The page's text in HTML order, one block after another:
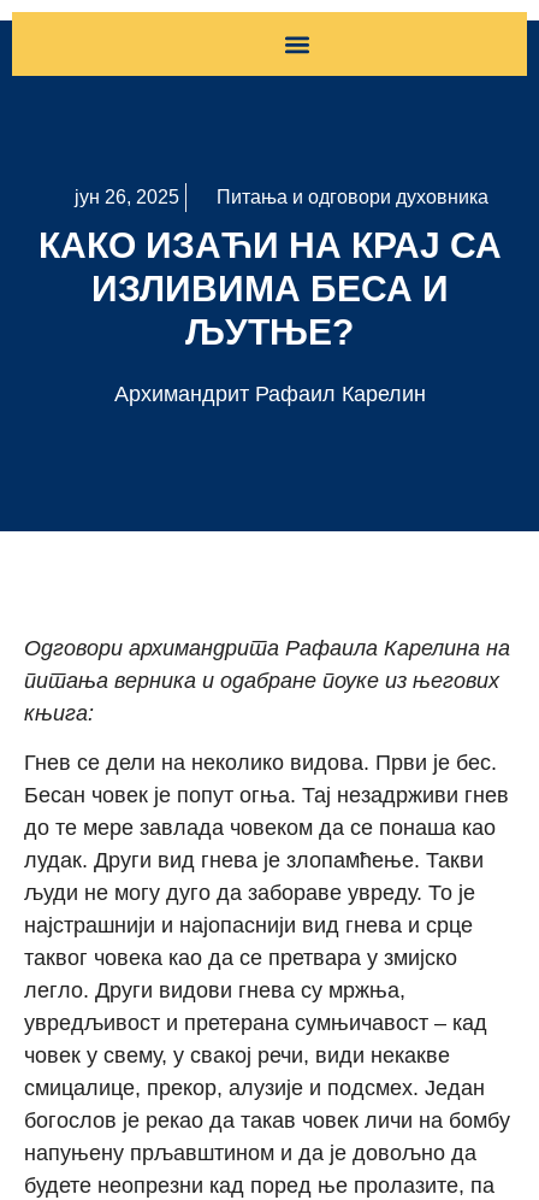
јун 26, 2025 Питања и одговори духовника
КАКО ИЗАЋИ НА КРАЈ СА
ИЗЛИВИМА БЕСА И
ЉУТЊЕ?
Архимандрит Рафаил Карелин
Одговори архимандрита Рафаила Карелина на
питања верника и одабране поуке из његових
књига:
Гнев се дели на неколико видова. Први је бес.
Бесан човек је попут огња. Тај незадрживи гнев
до те мере завлада човеком да се понаша као
лудак. Други вид гнева је злопамћење. Такви
људи не могу дуго да забораве увреду. То је
најстрашнији и најопаснији вид гнева и срце
таквог човека као да се претвара у змијско
легло. Други видови гнева су мржња,
увредљивост и претерана сумњичавост – кад
човек у свему, у свакој речи, види некакве
смицалице, прекор, алузије и подсмех. Један
богослов је рекао да такав човек личи на бомбу
напуњену прљавштином и да је довољно да
будете неопрезни кад поред ње пролазите, па